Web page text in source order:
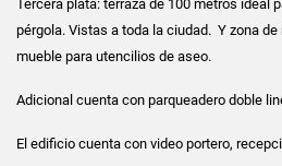
Tercera plata: terraza de 100 metros ideal
pérgola. Vistas a toda la ciudad. Y zona
mueble para utencilios de aseo.
Adicional cuenta con parqueadero doble
El edificio cuenta con video portero,